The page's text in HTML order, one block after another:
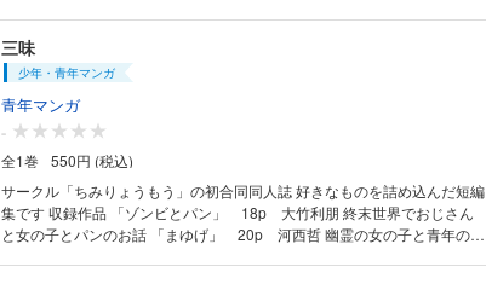
三味
少年・青年マンガ
青年マンガ
-
全1巻
550円 (税込)
サークル「ちみりょうもう」の初合同同人誌 好きなものを詰め込んだ短編
集です 収録作品 「ゾンビとパン」 18p 大竹利朋 終末世界でおじさん
と女の子とパンのお話 「まゆげ」 20p 河西哲 幽霊の女の子と青年の井